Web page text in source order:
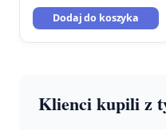
Dodaj do koszyka
Klienci kupili z